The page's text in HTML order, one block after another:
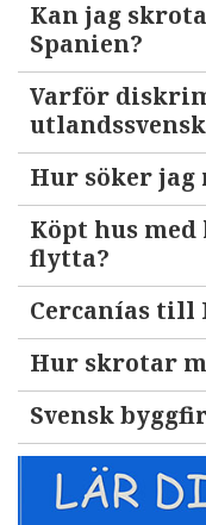
Kan jag
Spanien?
Varför
Hur söker jag
Köpt hus
flytta?
Cercanías till
Hur skrotar
Svensk